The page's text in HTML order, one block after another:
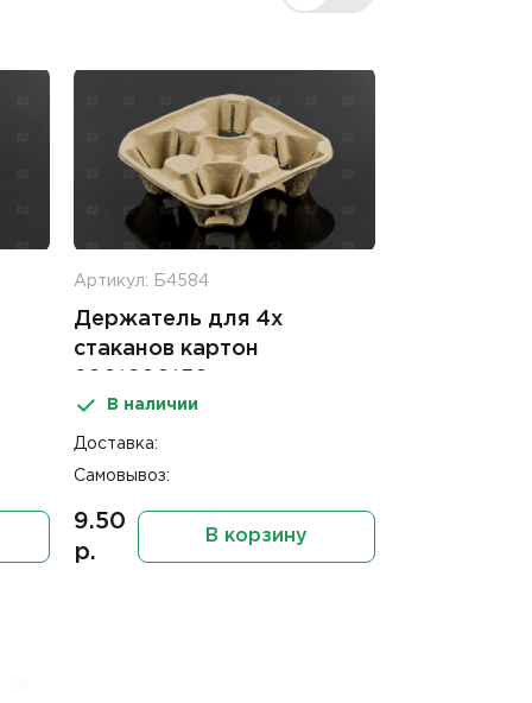
Артикул: Б4584
Держатель для 4х
стаканов картон
В наличии
Доставка:
Самовывоз:
9.50
р.
В корзину